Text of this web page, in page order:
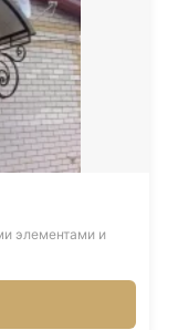
элементами и